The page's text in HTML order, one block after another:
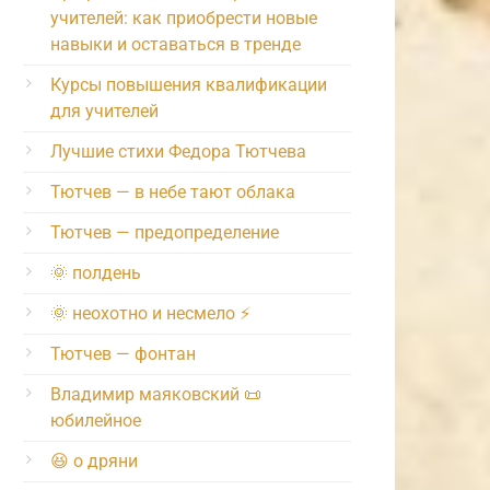
учителей: как приобрести новые
навыки и оставаться в тренде
Курсы повышения квалификации
для учителей
Лучшие стихи Федора Тютчева
Тютчев — в небе тают облака
Тютчев — предопределение
🌞 полдень
🌞 неохотно и несмело ⚡️
Тютчев — фонтан
Владимир маяковский 📜
юбилейное
😆 о дряни